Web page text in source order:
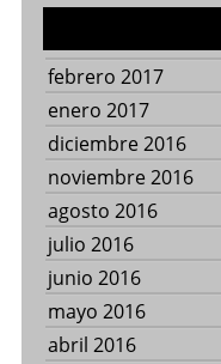
febrero 2017
enero 2017
diciembre 2016
noviembre 2016
agosto 2016
julio 2016
junio 2016
mayo 2016
abril 2016